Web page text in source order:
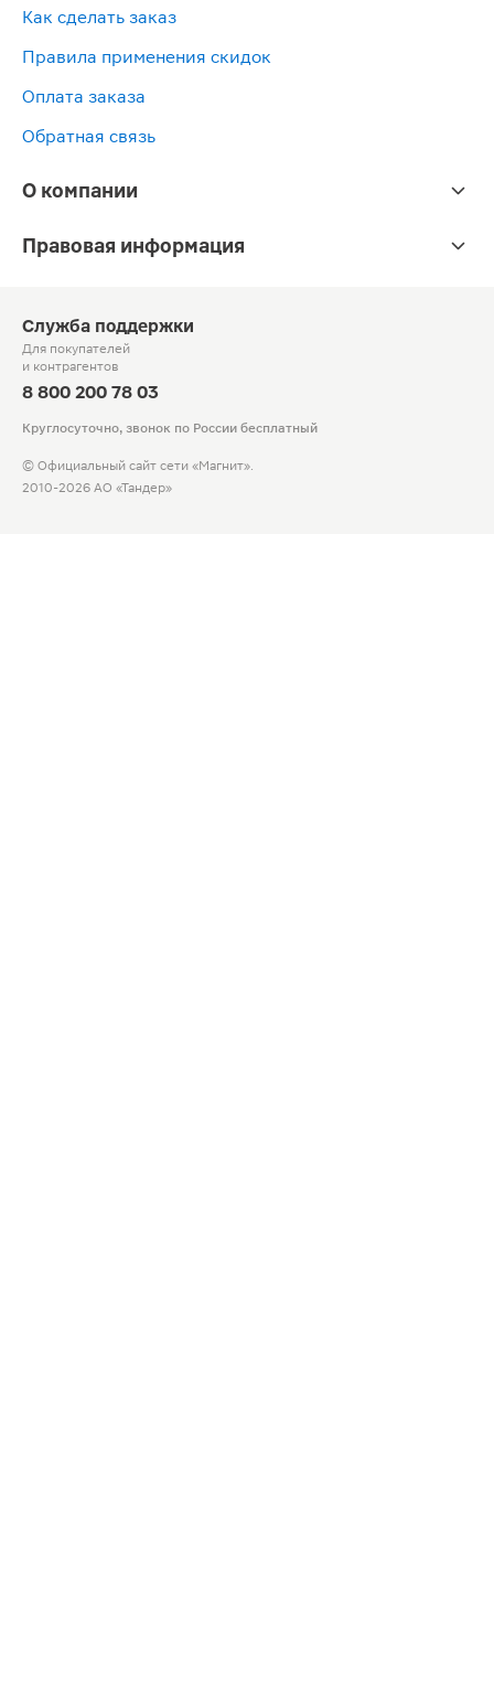
Как сделать заказ
Правила применения скидок
Оплата заказа
Обратная связь
О компании
Правовая информация
Служба поддержки
Для покупателей
и контрагентов
8 800 200 78 03
Круглосуточно, звонок по России бесплатный
© Официальный сайт сети «Магнит».
2010-2026 АО «Тандер»